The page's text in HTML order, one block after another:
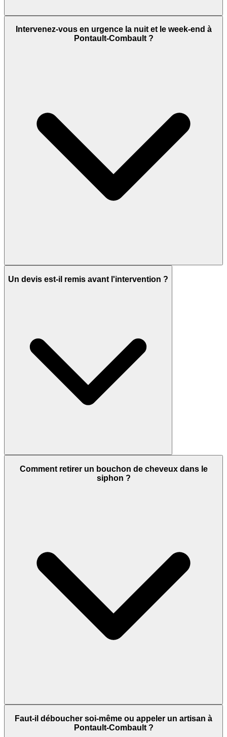
Intervenez-vous en urgence la nuit et le week-end à
Pontault-Combault ?
Un devis est-il remis avant l'intervention ?
Comment retirer un bouchon de cheveux dans le
siphon ?
Faut-il déboucher soi-même ou appeler un artisan à
Pontault-Combault ?